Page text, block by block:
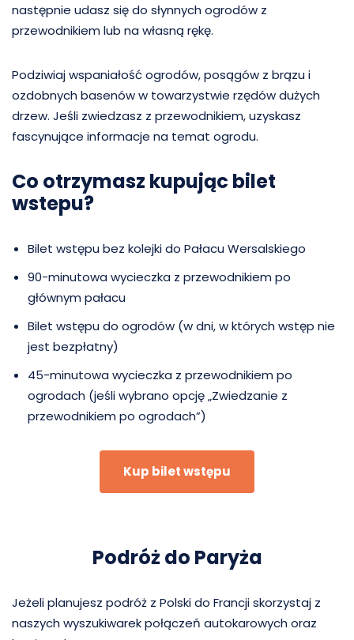
następnie udasz się do słynnych ogrodów z
przewodnikiem lub na własną rękę.
Podziwiaj wspaniałość ogrodów, posągów z brązu i
ozdobnych basenów w towarzystwie rzędów dużych
drzew. Jeśli zwiedzasz z przewodnikiem, uzyskasz
fascynujące informacje na temat ogrodu.
Co otrzymasz kupując bilet
wstepu?
Bilet wstępu bez kolejki do Pałacu Wersalskiego
90-minutowa wycieczka z przewodnikiem po
głównym pałacu
Bilet wstępu do ogrodów (w dni, w których wstęp nie
jest bezpłatny)
45-minutowa wycieczka z przewodnikiem po
ogrodach (jeśli wybrano opcję „Zwiedzanie z
przewodnikiem po ogrodach”)
Kup bilet wstępu
Podróż do Paryża
Jeżeli planujesz podróż z Polski do Francji skorzystaj z
naszych wyszukiwarek połączeń autokarowych oraz